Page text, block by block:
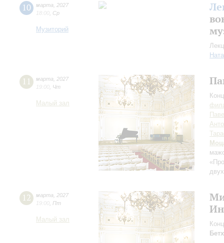
10 марта
2027
18:00 Ср
Музиторий
11 марта
2027
19:00 Чт
Малый зал
12 марта
2027
19:00 Пт
Малый зал